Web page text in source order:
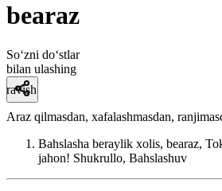
bearaz
So‘zni do‘stlar
bilan ulashing
ravish
Araz qilmasdan, xafalashmasdan,
Bahslasha beraylik xolis, bearaz,
jahon! Shukrullo, Bahslashuv